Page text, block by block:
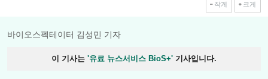
작게 크게
바이오스펙테이터 김성민 기자
이 기사는 '유료 뉴스서비스 BioS+' 기사입니다.